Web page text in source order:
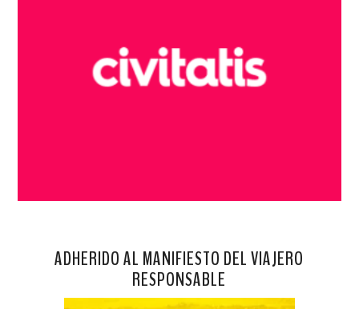
ADHERIDO AL MANIFIESTO DEL VIAJERO
RESPONSABLE